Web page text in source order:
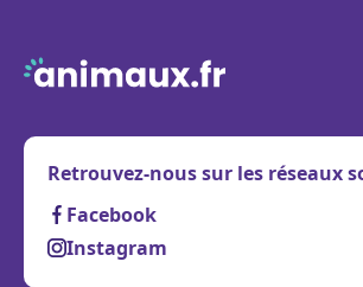
Retrouvez-nous sur les réseaux
Facebook
Instagram